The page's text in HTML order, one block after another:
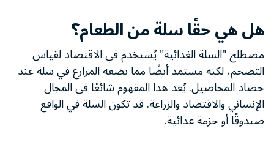
هل هي حقًا سلة من الطعام؟
مصطلح "السلة الغذائية" يُستخدم في الاقتصاد لقياس
التضخم، لكنه مستمد أيضًا مما يضعه المزارع في سلة عند
حصاد المحاصيل. يُعد هذا المفهوم شائعًا في المجال
الإنساني والاقتصاد والزراعة. قد تكون السلة في الواقع
صندوقًا أو حزمة غذائية.